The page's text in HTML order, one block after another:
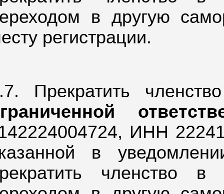
в другую
регистрации.
Прекратить
ИНН
в
членство